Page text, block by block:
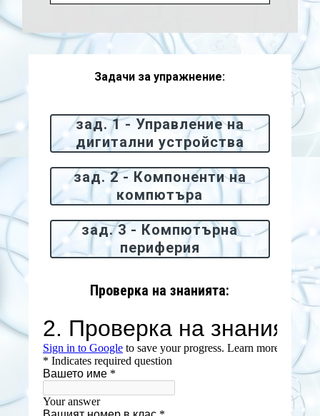
Задачи за упражнение:
зад. 1 - Управление на
дигитални устройства
зад. 2 - Компоненти на
компютъра
зад. 3 - Компютърна
периферия
Проверка на знанията: